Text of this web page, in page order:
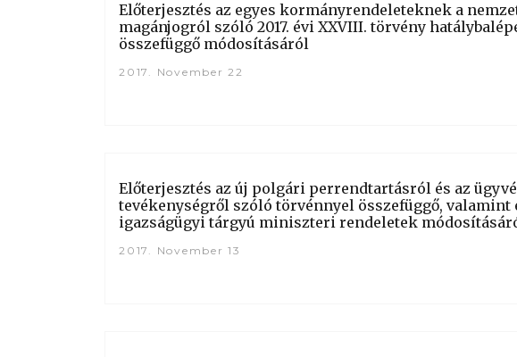
Előterjesztés az egyes kormányrendeleteknek a
magánjogról szóló 2017. évi XXVIII. törvény
összefüggő módosításáról
2017. November 22
Előterjesztés az új polgári perrendtartásról és az
tevékenységről szóló törvénnyel összefüggő, valamint
igazságügyi tárgyú miniszteri rendeletek
2017. November 13